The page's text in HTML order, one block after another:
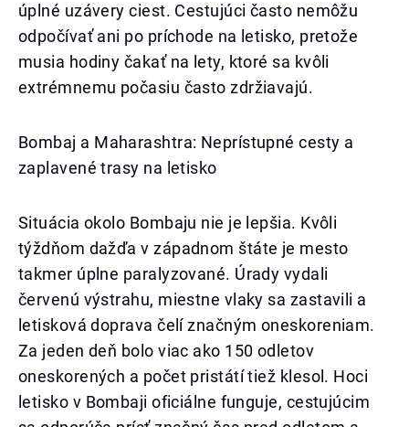
úplné uzávery ciest. Cestujúci často nemôžu
odpočívať ani po príchode na letisko, pretože
musia hodiny čakať na lety, ktoré sa kvôli
extrémnemu počasiu často zdržiavajú.
Bombaj a Maharashtra: Neprístupné cesty a
zaplavené trasy na letisko
Situácia okolo Bombaju nie je lepšia. Kvôli
týždňom dažďa v západnom štáte je mesto
takmer úplne paralyzované. Úrady vydali
červenú výstrahu, miestne vlaky sa zastavili a
letisková doprava čelí značným oneskoreniam.
Za jeden deň bolo viac ako 150 odletov
oneskorených a počet pristátí tiež klesol. Hoci
letisko v Bombaji oficiálne funguje, cestujúcim